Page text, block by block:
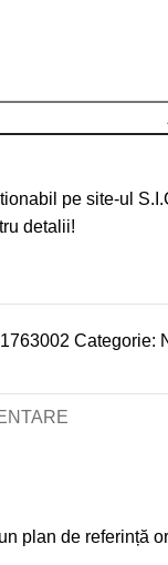
boloboc din
pe site-ul
detalii!
Categorie:
plan de referință